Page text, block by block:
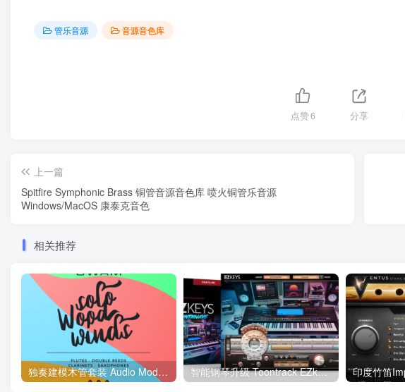
管乐音源 音源音色库
点赞6 分享
上一篇
Spitfire Symphonic Brass 铜管音源音色库 喷火铜管乐音源
Windows/MacOS 康泰克音色
相关推荐
独奏建模木管套装 Audio Modeling SWAM Solo Woodwinds Bundle v3.7.2.5169 WIN 智能钢琴升级 Toontrack EZkeys v1.3.3 WIN&MAC&EZkeys Synthwave